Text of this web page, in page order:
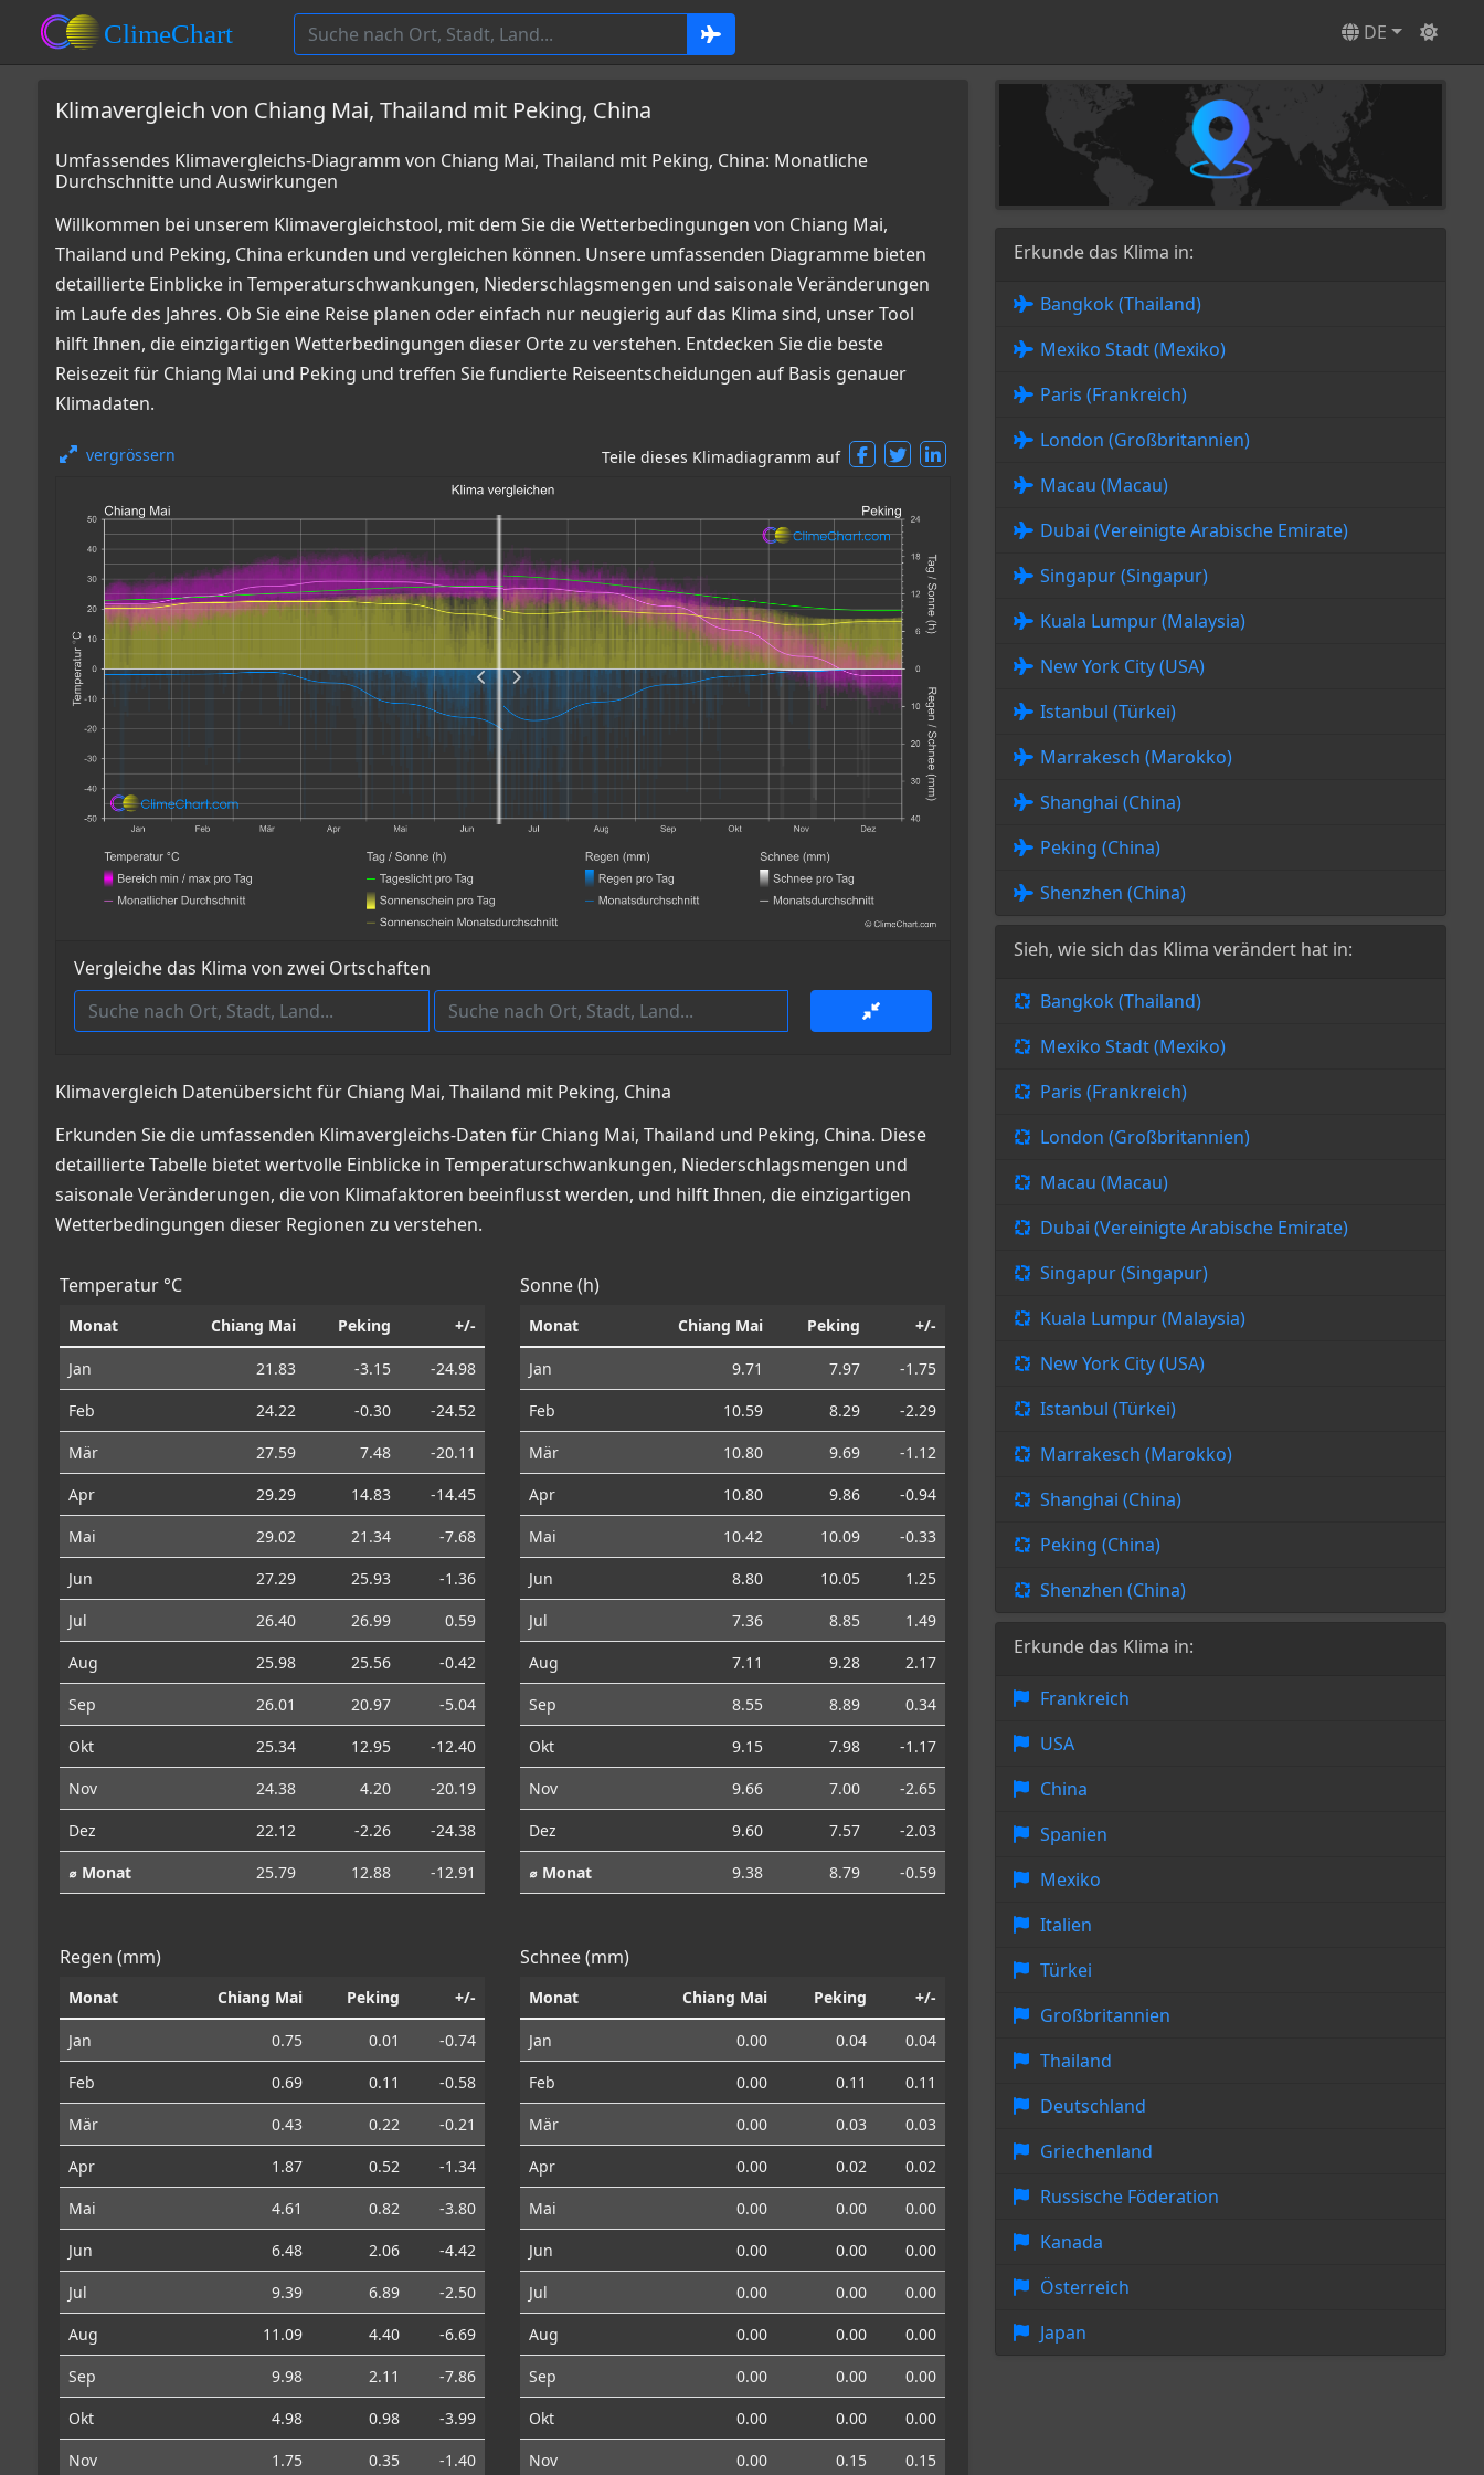
DE
Klimavergleich von Chiang Mai, Thailand mit Peking, China
Umfassendes Klimavergleichs-Diagramm von Chiang Mai, Thailand mit Peking, China: Monatliche
Durchschnitte und Auswirkungen
Willkommen bei unserem Klimavergleichstool, mit dem Sie die Wetterbedingungen von Chiang Mai,
Thailand und Peking, China erkunden und vergleichen können. Unsere umfassenden Diagramme bieten
detaillierte Einblicke in Temperaturschwankungen, Niederschlagsmengen und saisonale Veränderungen
im Laufe des Jahres. Ob Sie eine Reise planen oder einfach nur neugierig auf das Klima sind, unser Tool
hilft Ihnen, die einzigartigen Wetterbedingungen dieser Orte zu verstehen. Entdecken Sie die beste
Reisezeit für Chiang Mai und Peking und treffen Sie fundierte Reiseentscheidungen auf Basis genauer
Klimadaten.
vergrössern Teile dieses Klimadiagramm auf
Vergleiche das Klima von zwei Ortschaften
Klimavergleich Datenübersicht für Chiang Mai, Thailand mit Peking, China
Erkunden Sie die umfassenden Klimavergleichs-Daten für Chiang Mai, Thailand und Peking, China. Diese
detaillierte Tabelle bietet wertvolle Einblicke in Temperaturschwankungen, Niederschlagsmengen und
saisonale Veränderungen, die von Klimafaktoren beeinflusst werden, und hilft Ihnen, die einzigartigen
Wetterbedingungen dieser Regionen zu verstehen.
Temperatur °C
Monat Chiang Mai Peking +/-
Jan 21.83 -3.15
-24.98
Feb
24.22 -0.30
-24.52
Mär
27.59 7.48
-20.11
Apr
29.29 14.83
-14.45
Mai
29.02 21.34
-7.68
Jun
27.29 25.93
-1.36
Jul
26.40 26.99
0.59
Aug
25.98 25.56
-0.42
Sep
26.01 20.97
-5.04
Okt
25.34 12.95
-12.40
Nov
24.38 4.20
-20.19
Dez
22.12 -2.26
-24.38
⌀ Monat
25.79 12.88 -12.91
Sonne (h)
Monat Chiang Mai Peking +/-
Jan 9.71 7.97
-1.75
Feb
10.59 8.29
-2.29
Mär
10.80 9.69
-1.12
Apr
10.80 9.86
-0.94
Mai
10.42 10.09
-0.33
Jun
8.80 10.05
1.25
Jul
7.36 8.85
1.49
Aug
7.11 9.28
2.17
Sep
8.55 8.89
0.34
Okt
9.15 7.98
-1.17
Nov
9.66 7.00
-2.65
Dez
9.60 7.57
-2.03
⌀ Monat
9.38 8.79 -0.59
Regen (mm)
Monat Chiang Mai Peking +/-
Jan 0.75 0.01
-0.74
Feb
0.69 0.11
-0.58
Mär
0.43 0.22
-0.21
Apr
1.87 0.52
-1.34
Mai
4.61 0.82
-3.80
Jun
6.48 2.06
-4.42
Jul
9.39 6.89
-2.50
Aug
11.09 4.40
-6.69
Sep
9.98 2.11
-7.86
Okt
4.98 0.98
-3.99
Nov
1.75 0.35 -1.40
Schnee (mm)
Monat Chiang Mai Peking +/-
Jan 0.00 0.04
0.04
Feb
0.00 0.11
0.11
Mär
0.00 0.03
0.03
Apr
0.00 0.02
0.02
Mai
0.00 0.00
0.00
Jun
0.00 0.00
0.00
Jul
0.00 0.00
0.00
Aug
0.00 0.00
0.00
Sep
0.00 0.00
0.00
Okt
0.00 0.00
0.00
Nov
0.00 0.15 0.15
Erkunde das Klima in:
Bangkok (Thailand)
Mexiko Stadt (Mexiko)
Paris (Frankreich)
London (Großbritannien)
Macau (Macau)
Dubai (Vereinigte Arabische Emirate)
Singapur (Singapur)
Kuala Lumpur (Malaysia)
New York City (USA)
Istanbul (Türkei)
Marrakesch (Marokko)
Shanghai (China)
Peking (China)
Shenzhen (China)
Sieh, wie sich das Klima verändert hat in:
Bangkok (Thailand)
Mexiko Stadt (Mexiko)
Paris (Frankreich)
London (Großbritannien)
Macau (Macau)
Dubai (Vereinigte Arabische Emirate)
Singapur (Singapur)
Kuala Lumpur (Malaysia)
New York City (USA)
Istanbul (Türkei)
Marrakesch (Marokko)
Shanghai (China)
Peking (China)
Shenzhen (China)
Erkunde das Klima in:
Frankreich
USA
China
Spanien
Mexiko
Italien
Türkei
Großbritannien
Thailand
Deutschland
Griechenland
Russische Föderation
Kanada
Österreich
Japan